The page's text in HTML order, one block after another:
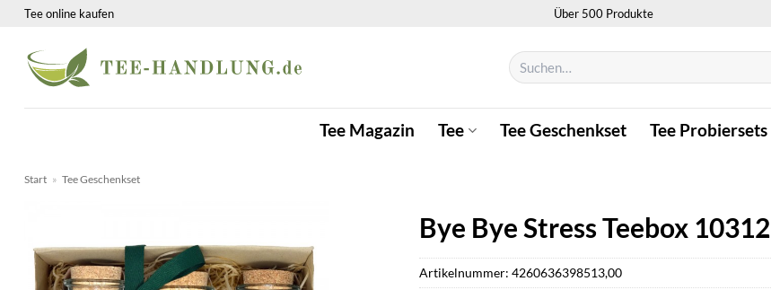
Zum
springen
Tee online kaufen Über 500 Produkte
Suchen
nach:
Tee Magazin Tee Tee Geschenkset Tee Probiersets
Start » Tee Geschenkset
Bye Bye Stress Teebox 10312
Artikelnummer: 4260636398513,00